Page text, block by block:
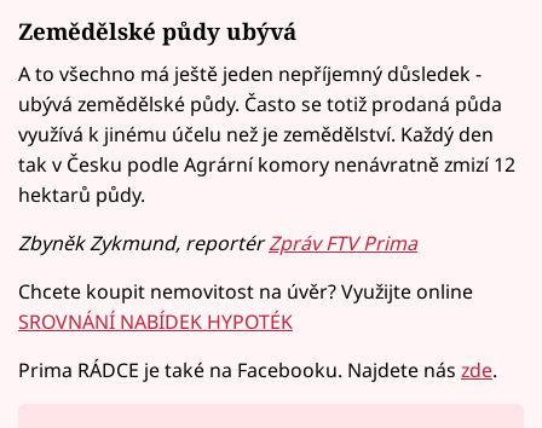
Zemědělské půdy ubývá
A to všechno má ještě jeden nepříjemný důsledek -
ubývá zemědělské půdy. Často se totiž prodaná půda
využívá k jinému účelu než je zemědělství. Každý den
tak v Česku podle Agrární komory nenávratně zmizí 12
hektarů půdy.
Zbyněk Zykmund, reportérZpráv FTV Prima
Chcete koupit nemovitost na úvěr? Využijte online
SROVNÁNÍ NABÍDEK HYPOTÉK
Prima RÁDCE je také na Facebooku. Najdete nás zde.